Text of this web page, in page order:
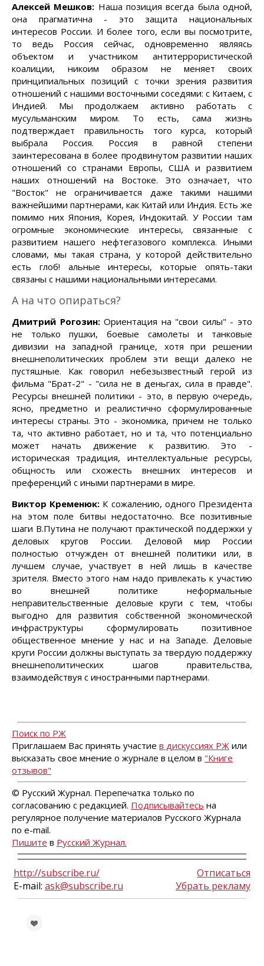
Алексей Мешков: Наша позиция всегда была одной,
она прагматична - это защита национальных
интересов России. И более того, если вы посмотрите,
то ведь Россия сейчас, одновременно являясь
объектом и участником антитеррористической
коалиции, никоим образом не меняет своих
принципиальных позиций с точки зрения развития
отношений с нашими восточными соседями: с Китаем, с
Индией. Мы продолжаем активно работать с
мусульманским миром. То есть, сама жизнь
подтверждает правильность того курса, который
выбрала Россия. Россия в равной степени
заинтересована в более продвинутом развитии наших
отношений со странами Европы, США и развитием
наших отношений на Востоке. Это означает, что
"Восток" не ограничивается даже такими нашими
важнейшими партнерами, как Китай или Индия. Есть же
помимо них Япония, Корея, Индокитай. У России там
огромные экономические интересы, связанные с
развитием нашего нефтегазового комплекса. Иными
словами, мы такая страна, у которой действительно
есть глоб! альные интересы, которые опять-таки
связаны с нашими национальными интересами.
А на что опираться?
Дмитрий Рогозин:Ориентация на "свои силы" - это
не только пушки, боевые самолеты и танковые
дивизии на западной границе, хотя при решении
внешнеполитических проблем эти вещи далеко не
пустяшные. Как говорил небезызвестный герой из
фильма "Брат-2" - "сила не в деньгах, сила в правде".
Ресурсы внешней политики - это, в первую очередь,
ясно, предметно и реалистично сформулированные
интересы страны. Это - экономика, причем не только
та, что активно работает, но и та, что потенциально
может начать движение к развитию. Это -
историческая традиция, интеллектуальные ресурсы,
общность или схожесть внешних интересов и
преференций с иными партнерами в мире.
Виктор Кременюк: К сожалению, одного Президента
на этом поле битвы недостаточно. Все позитивные
шаги В.Путина не получают практической поддержки у
деловых кругов России. Деловой мир России
полностью отчужден от внешней политики или, в
лучшем случае, участвует в ней лишь в качестве
зрителя. Вместо этого нам надо привлекать к участию
во внешней политике неформальные
неправительственные деловые круги с тем, чтобы
выгодно для развития собственной экономической
инфраструктуры сформулировать позитивное
общественное мнение у нас и на Западе. Деловые
круги России должны выступать за твердую поддержку
внешнеполитических шагов правительства,
взаимодействуя с иностранными партнерами.
Поиск по РЖ
Приглашаем Вас принять участие в дискуссиях РЖ или
высказать свое мнение о журнале в целом в "Книге
отзывов"
© Русский Журнал. Перепечатка только по
согласованию с редакцией. Подписывайтесь на
регулярное получение материалов Русского Журнала
по e-mail.
Пишите в Русский Журнал.
http://subscribe.ru/
E-mail: ask@subscribe.ru
Отписаться
Убрать рекламу